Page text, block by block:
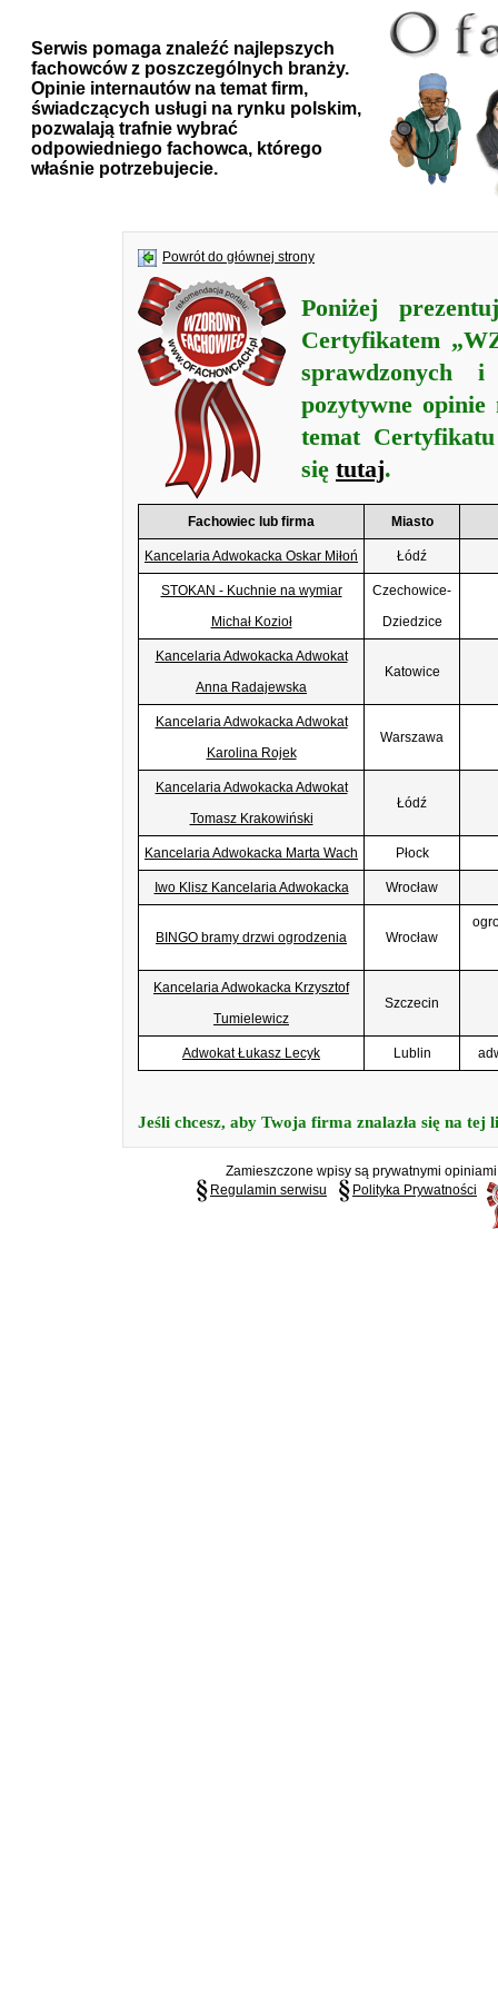
Serwis pomaga znaleźć najlepszych
fachowców z poszczególnych branży.
Opinie internautów na temat firm,
świadczących usługi na rynku polskim,
pozwalają trafnie wybrać
odpowiedniego fachowca, którego
właśnie potrzebujecie.
Powrót do głównej strony
Poniżej
Certyfikatem
sprawdzonych i
pozytywne
temat
się tutaj.
Fachowiec lub firma Miasto
Kancelaria Adwokacka Oskar Miłoń Łódź
STOKAN - Kuchnie na wymiar
Michał Kozioł
Czechowice-
Dziedzice
Kancelaria Adwokacka Adwokat
Anna Radajewska
Katowice
Kancelaria Adwokacka Adwokat
Karolina Rojek
Warszawa
Kancelaria Adwokacka Adwokat
Tomasz Krakowiński
Łódź
Kancelaria Adwokacka Marta Wach Płock
Iwo Klisz Kancelaria Adwokacka Wrocław
BINGO bramy drzwi ogrodzenia Wrocław
Kancelaria Adwokacka Krzysztof
Tumielewicz
Szczecin
Adwokat Łukasz Lecyk Lublin
Jeśli chcesz, aby Twoja firma znalazła się na tej
Zamieszczone wpisy są prywatnymi
Regulamin serwisu
Polityka Prywatności